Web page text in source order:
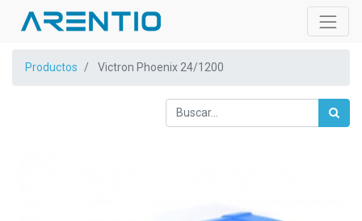
Productos Victron Phoenix 24/1200